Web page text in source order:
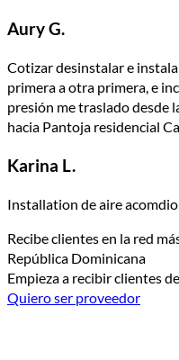
Aury G.
Cotizar desinstalar e
primera a otra primera, e
presión me traslado desde
hacia Pantoja residencial
Karina L.
Installation de aire
Recibe clientes en la red
República Dominicana
Empieza a recibir clientes
Quiero ser proveedor